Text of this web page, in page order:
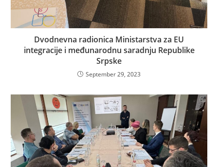
Dvodnevna radionica Ministarstva za EU
integracije i međunarodnu saradnju Republike
Srpske
September 29, 2023